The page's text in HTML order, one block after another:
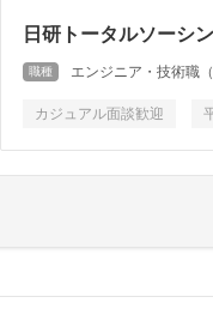
日研トータルソーシ
職種 エンジニア・技術職
カジュアル面談歓迎